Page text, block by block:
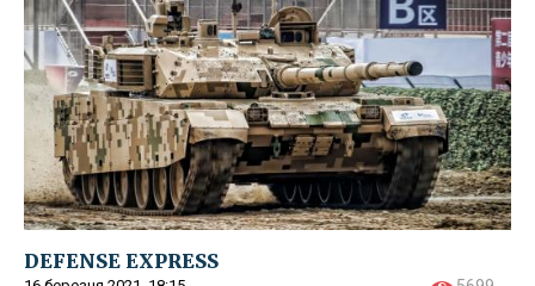
DEFENSE EXPRESS